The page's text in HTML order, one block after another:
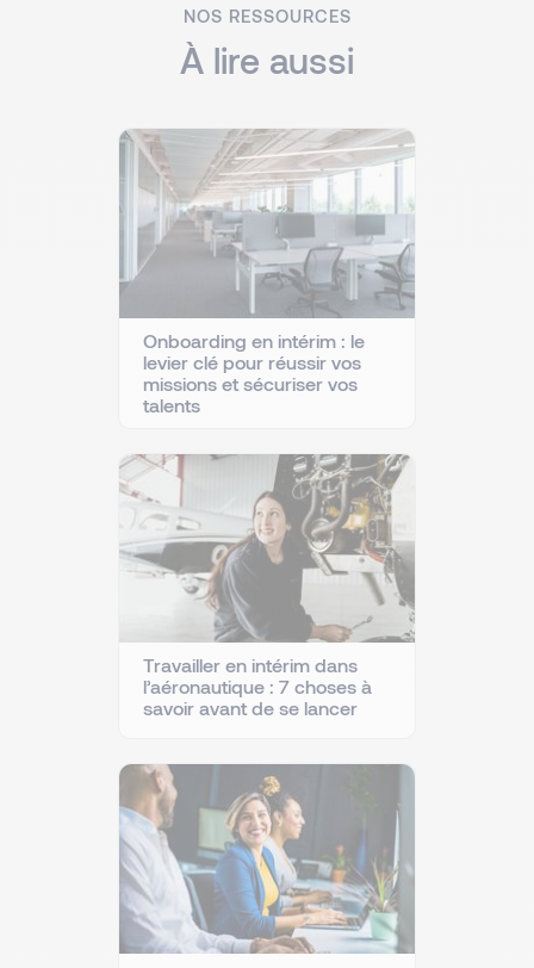
NOS RESSOURCES
À lire aussi
Onboarding en intérim : le
levier clé pour réussir vos
missions et sécuriser vos
talents
Travailler en intérim dans
l’aéronautique : 7 choses à
savoir avant de se lancer